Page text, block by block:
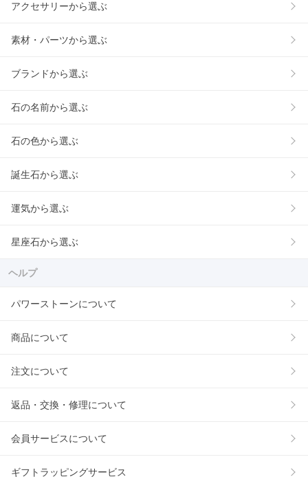
アクセサリーから選ぶ
素材・パーツから選ぶ
ブランドから選ぶ
石の名前から選ぶ
石の色から選ぶ
誕生石から選ぶ
運気から選ぶ
星座石から選ぶ
ヘルプ
パワーストーンについて
商品について
注文について
返品・交換・修理について
会員サービスについて
ギフトラッピングサービス